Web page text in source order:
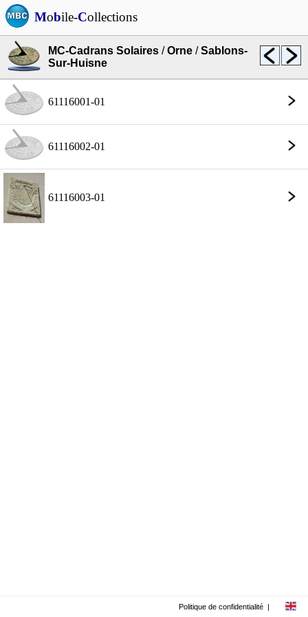
Mobile-Collections
MC-Cadrans Solaires /Orne /Sablons-
Sur-Huisne
61116001-01
61116002-01
61116003-01
Politique de confidentialité |